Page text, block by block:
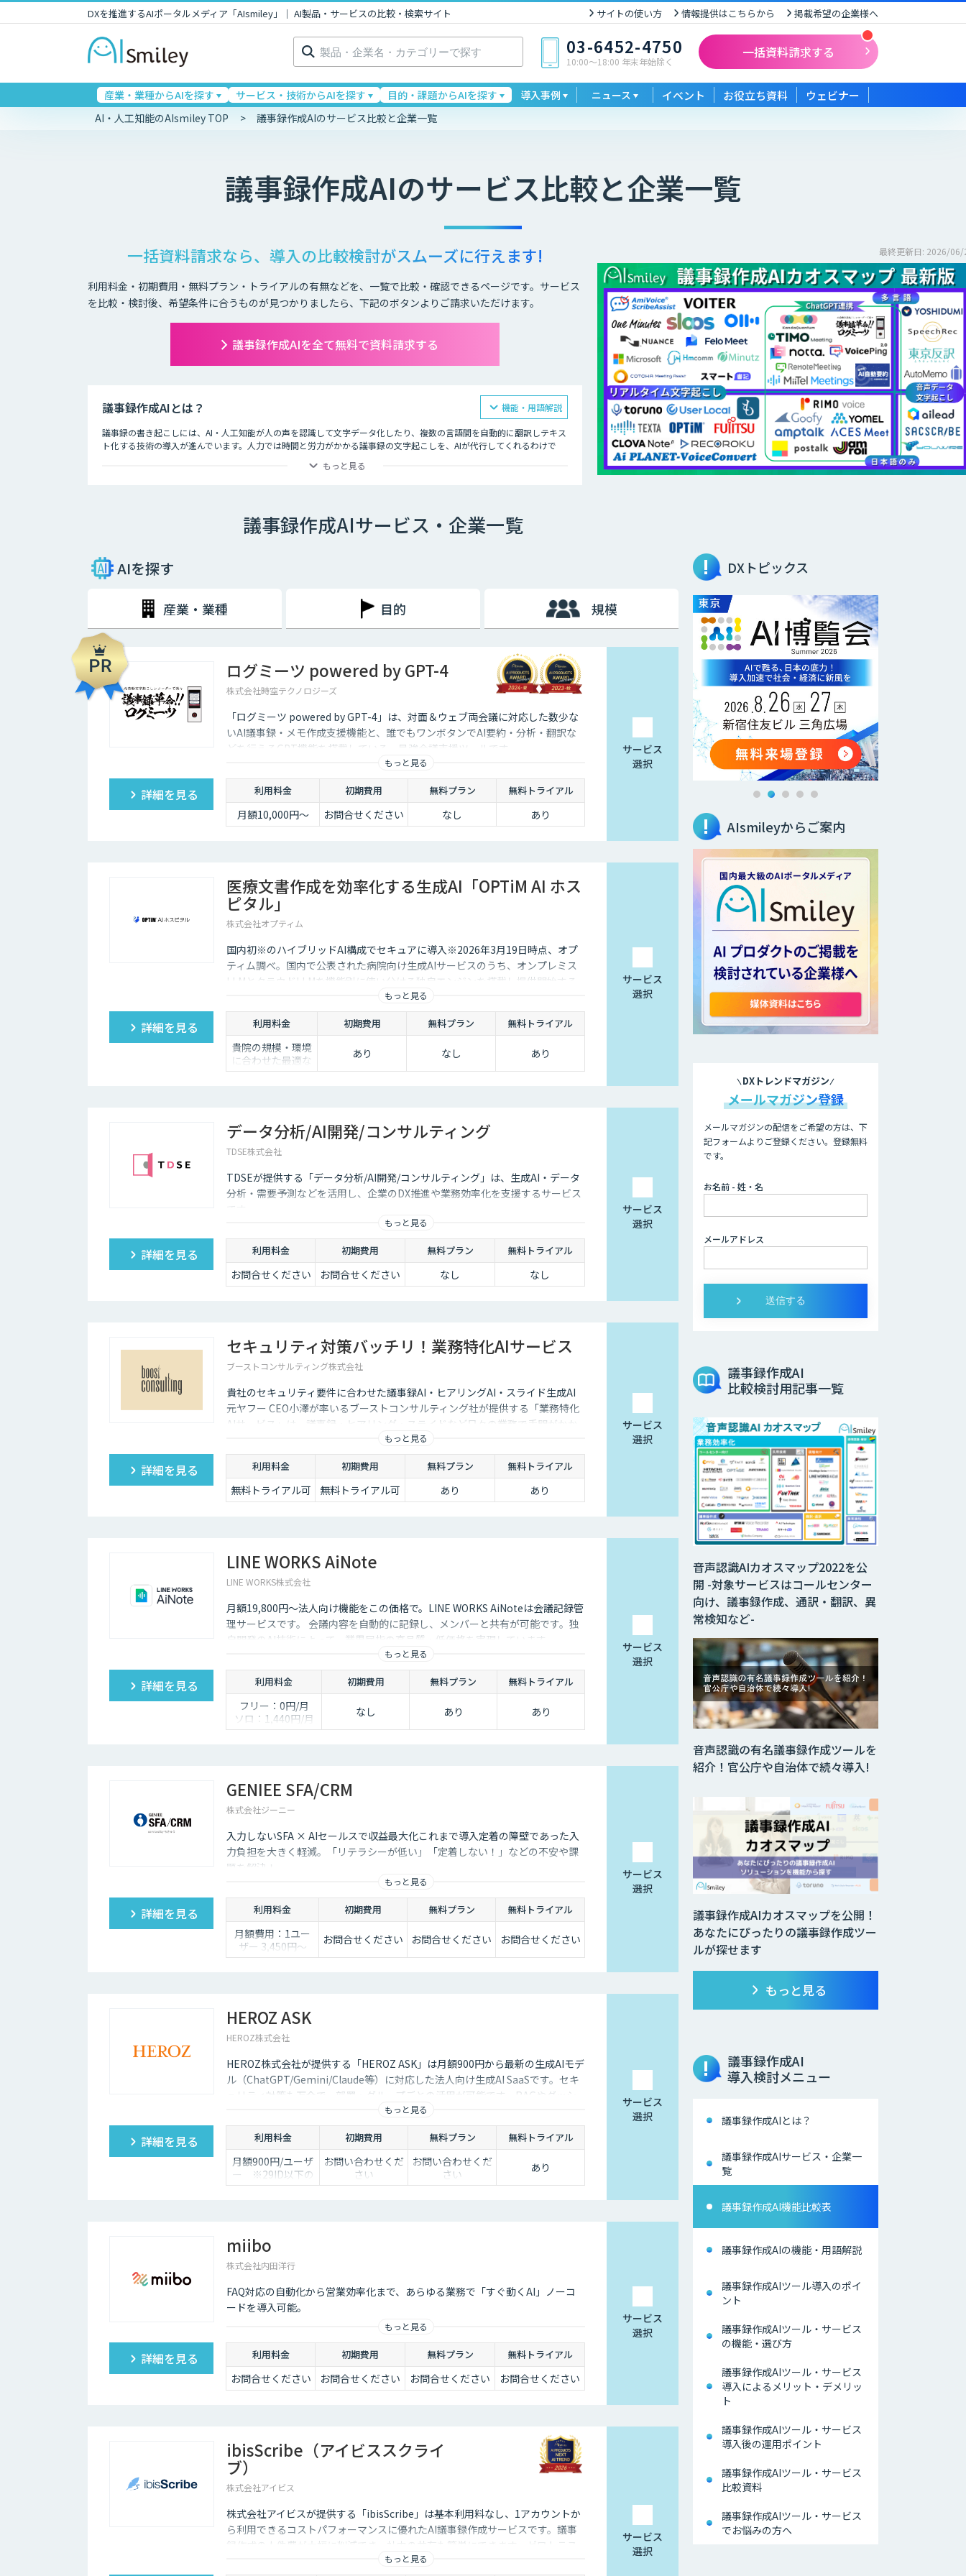
DXを推進するAIポータルメディア「AIsmiley」｜ AI製品・サービスの比較・検索サイト サイトの使い方 情報提供はこちらから 掲載希望の企業様へ
検
索: 03-6452-4750
10:00〜18:00 年末年始除く
一括資料請求する
産業・業種からAIを探す サービス・技術からAIを探す 目的・課題からAIを探す 導入事例 ニュース イベント お役立ち資料 ウェビナー
AI・人工知能のAIsmiley TOP 議事録作成AIのサービス比較と企業一覧
議事録作成AIのサービス比較と企業一覧
一括資料請求なら、導入の比較検討がスムーズに行えます!
利用料金・初期費用・無料プラン・トライアルの有無などを、一覧で比較・確認できるページです。サービス
を比較・検討後、希望条件に合うものが見つかりましたら、下記のボタンよりご請求いただけます。
議事録作成AIを全て無料で資料請求する
最終更新日: 2026/06/
議事録作成AIとは？
議事録の書き起こしには、AI・人工知能が人の声を認識して文字データ化したり、複数の言語間を自動的に翻訳しテキス
ト化する技術の導入が進んでいます。人力では時間と労力がかかる議事録の文字起こしを、AIが代行してくれるわけで
そういったミスを最小限に留め、より効率的に議事録を作成するための方法として最近注目されているのが、音声認識機
もっと見る
機能・用語解説
議事録作成AIサービス・企業一覧
AIを探す
産業・業種 目的 規模
ログミーツ powered by GPT-4
株式会社時空テクノロジーズ
「ログミーツ powered by GPT-4」は、対面＆ウェブ両会議に対応した数少な
いAI議事録・メモ作成支援機能と、誰でもワンボタンでAI要約・分析・翻訳な
どを行えるGPT機能を搭載している、最強会議支援ツールです。
もっと見る
詳細を見る 利用料金 初期費用 無料プラン 無料トライアル
月額10,000円～ お問合せください なし あり
サービス
選択
医療文書作成を効率化する生成AI「OPTiM AI ホス
ピタル」
株式会社オプティム
国内初※のハイブリッドAI構成でセキュアに導入※2026年3月19日時点、オプ
ティム調べ。国内で公表された病院向け生成AIサービスのうち、オンプレミス
LLMとクラウドLLMを機能別に使い分ける独自エンジンを搭載し提供開始する
もっと見る
詳細を見る 利用料金 初期費用 無料プラン 無料トライアル
貴院の規模・環境
に合わせた最適な
プランと概算費用
わせください。
あり なし あり
サービス
選択
データ分析/AI開発/コンサルティング
TDSE株式会社
TDSEが提供する「データ分析/AI開発/コンサルティング」は、生成AI・データ
分析・需要予測などを活用し、企業のDX推進や業務効率化を支援するサービス
です。
もっと見る
詳細を見る 利用料金 初期費用 無料プラン 無料トライアル
お問合せください お問合せください なし なし
サービス
選択
セキュリティ対策バッチリ！業務特化AIサービス
ブーストコンサルティング株式会社
貴社のセキュリティ要件に合わせた議事録AI・ヒアリングAI・スライド生成AI
元ヤフー CEO小澤が率いるブーストコンサルティング社が提供する「業務特化
AIサービス」は、議事録・ヒアリング・スライドなど日々の業務で手間がかか
る領域に特化したAIアプリを、社内環境やセキュリティ要件に合わせてすぐ使
える形で提供するサービスです。
もっと見る
詳細を見る 利用料金 初期費用 無料プラン 無料トライアル
無料トライアル可 無料トライアル可 あり あり
サービス
選択
LINE WORKS AiNote
LINE WORKS株式会社
月額19,800円～法人向け機能をこの価格で。LINE WORKS AiNoteは会議記録管
理サービスです。 会議内容を自動的に記録し、メンバーと共有が可能です。独
自開発のAI技術によって、業界屈指の高品質・低価格を実現しています。
もっと見る
詳細を見る 利用料金 初期費用 無料プラン 無料トライアル
フリー：0円/月
ソロ：1,440円/月
チーム：19,800円/
エンタープライ
ズ：162,000円/月
※年間契約の金額
なし あり あり
サービス
選択
GENIEE SFA/CRM
株式会社ジーニー
入力しないSFA × AIセールスで収益最大化これまで導入定着の障壁であった入
力負担を大きく軽減。「リテラシーが低い」「定着しない！」などの不安や課
題を解決！
もっと見る
詳細を見る 利用料金 初期費用 無料プラン 無料トライアル
月額費用：1ユー
ザー 3,450円〜
お問合せください お問合せください お問合せください
サービス
選択
HEROZ ASK
HEROZ株式会社
HEROZ株式会社が提供する「HEROZ ASK」は月額900円から最新の生成AIモデ
ル（ChatGPT/Gemini/Claude等）に対応した法人向け生成AI SaaSです。セキ
ュリティ対策も万全で、部署・グループごとの活用が可能です。RAGやダッシ
ュボードの搭載から議事録やOCR、スライド生成等のオプション機能も充実し
ており、社内の生成AI活用の促進、定着までを伴走して支援します。
もっと見る
詳細を見る 利用料金 初期費用 無料プラン 無料トライアル
月額900円/ユーザ
ー ※29ID以下の
ご契約は、月額
お問い合わせくだ
さい
お問い合わせくだ
さい
あり
サービス
選択
miibo
株式会社内田洋行
FAQ対応の自動化から営業効率化まで、あらゆる業務で「すぐ動くAI」ノーコ
ードを導入可能。
もっと見る
詳細を見る 利用料金 初期費用 無料プラン 無料トライアル
お問合せください お問合せください お問合せください お問合せください
サービス
選択
ibisScribe（アイビススクライ
ブ）
株式会社アイビス
株式会社アイビスが提供する「ibisScribe」は基本利用料なし、1アカウントか
ら利用できるコストパフォーマンスに優れたAI議事録作成サービスです。議事
録作成の人件費が大幅に削減でき、社内の共有も簡単にできます。ゼロトラス
トセキュリティ対応で安心して利用できます。
もっと見る
サービス
選択
DXトピックス
AIsmileyからご案内
DXトレンドマガジン
メールマガジン登録
メールマガジンの配信をご希望の方は、下
記フォームよりご登録ください。登録無料
です。
お名前 - 姓・名
メールアドレス
議事録作成AI
比較検討用記事一覧
音声認識の有名議事録作成ツールを
紹介！官公庁や自治体で続々導入!
音声認識AIカオスマップ2022を公
開 -対象サービスはコールセンター
向け、議事録作成、通訳・翻訳、異
常検知など-
議事録作成AIカオスマップを公開！
あなたにぴったりの議事録作成ツー
ルが探せます
もっと見る
議事録作成AI
導入検討メニュー
議事録作成AIとは？
議事録作成AIサービス・企業一
覧
議事録作成AI機能比較表
議事録作成AIの機能・用語解説
議事録作成AIツール導入のポイ
ント
議事録作成AIツール・サービス
の機能・選び方
議事録作成AIツール・サービス
導入によるメリット・デメリッ
ト
議事録作成AIツール・サービス
導入後の運用ポイント
議事録作成AIツール・サービス
比較資料
議事録作成AIツール・サービス
でお悩みの方へ